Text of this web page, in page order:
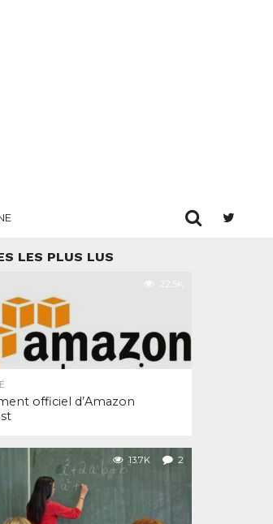
LES PLUS LUS
22.5K
officiel d’Amazon
13.7K 2